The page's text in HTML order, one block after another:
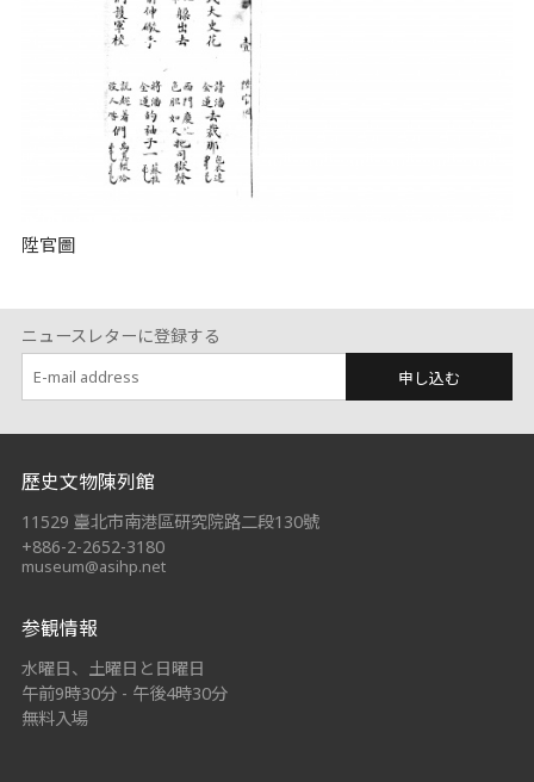
陞官圖
ニュースレターに登録する
申し込む
:::
歷史文物陳列館
11529 臺北市南港區研究院路二段130號
+886-2-2652-3180
museum@asihp.net
参観情報
水曜日、土曜日と日曜日
午前9時30分 - 午後4時30分
無料入場